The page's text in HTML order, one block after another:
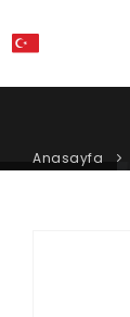
ANA SAYFA
Anasayfa